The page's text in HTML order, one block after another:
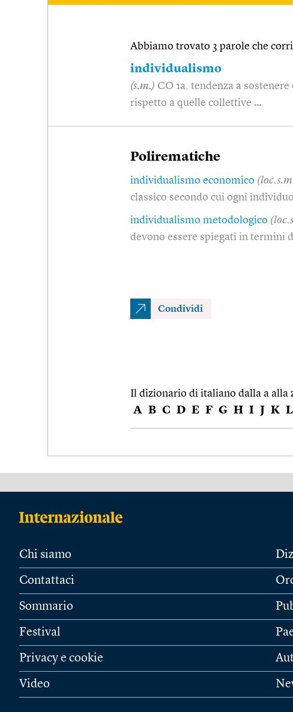
Abbiamo trovato 3 parole che
individualismo
(s.m.) CO 1a. tendenza a
rispetto a quelle collettive …
Polirematiche
individualismo economico
classico secondo cui ogni
individualismo metodologico
devono essere spiegati in termini
Condividi
Il dizionario di italiano dalla a alla
A B C D E F G H I J K L
Chi siamo
Contattaci
Sommario
Festival
Privacy e cookie
Video